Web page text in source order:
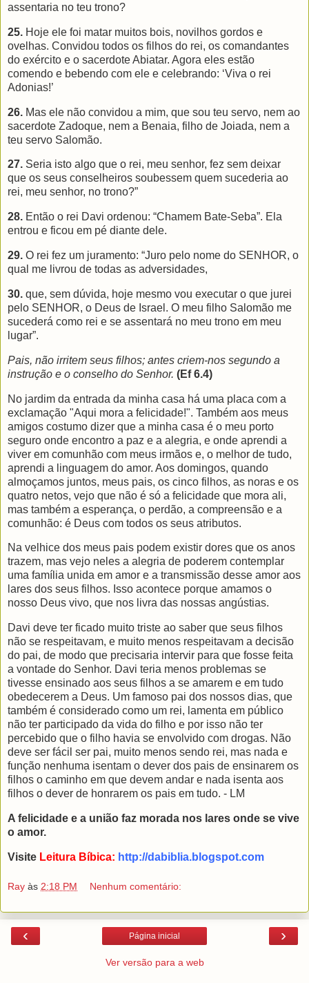
assentaria no teu trono?
25. Hoje ele foi matar muitos bois, novilhos gordos e
ovelhas. Convidou todos os filhos do rei, os comandantes
do exército e o sacerdote Abiatar. Agora eles estão
comendo e bebendo com ele e celebrando: ‘Viva o rei
Adonias!’
26. Mas ele não convidou a mim, que sou teu servo, nem ao
sacerdote Zadoque, nem a Benaia, filho de Joiada, nem a
teu servo Salomão.
27. Seria isto algo que o rei, meu senhor, fez sem deixar
que os seus conselheiros soubessem quem sucederia ao
rei, meu senhor, no trono?”
28. Então o rei Davi ordenou: “Chamem Bate-Seba”. Ela
entrou e ficou em pé diante dele.
29. O rei fez um juramento: “Juro pelo nome do SENHOR, o
qual me livrou de todas as adversidades,
30. que, sem dúvida, hoje mesmo vou executar o que jurei
pelo SENHOR, o Deus de Israel. O meu filho Salomão me
sucederá como rei e se assentará no meu trono em meu
lugar”.
Pais, não irritem seus filhos; antes criem-nos segundo a
instrução e o conselho do Senhor. (Ef 6.4)
No jardim da entrada da minha casa há uma placa com a
exclamação "Aqui mora a felicidade!". Também aos meus
amigos costumo dizer que a minha casa é o meu porto
seguro onde encontro a paz e a alegria, e onde aprendi a
viver em comunhão com meus irmãos e, o melhor de tudo,
aprendi a linguagem do amor. Aos domingos, quando
almoçamos juntos, meus pais, os cinco filhos, as noras e os
quatro netos, vejo que não é só a felicidade que mora ali,
mas também a esperança, o perdão, a compreensão e a
comunhão: é Deus com todos os seus atributos.
Na velhice dos meus pais podem existir dores que os anos
trazem, mas vejo neles a alegria de poderem contemplar
uma família unida em amor e a transmissão desse amor aos
lares dos seus filhos. Isso acontece porque amamos o
nosso Deus vivo, que nos livra das nossas angústias.
Davi deve ter ficado muito triste ao saber que seus filhos
não se respeitavam, e muito menos respeitavam a decisão
do pai, de modo que precisaria intervir para que fosse feita
a vontade do Senhor. Davi teria menos problemas se
tivesse ensinado aos seus filhos a se amarem e em tudo
obedecerem a Deus. Um famoso pai dos nossos dias, que
também é considerado como um rei, lamenta em público
não ter participado da vida do filho e por isso não ter
percebido que o filho havia se envolvido com drogas. Não
deve ser fácil ser pai, muito menos sendo rei, mas nada e
função nenhuma isentam o dever dos pais de ensinarem os
filhos o caminho em que devem andar e nada isenta aos
filhos o dever de honrarem os pais em tudo. - LM
A felicidade e a união faz morada nos lares onde se vive
o amor.
Visite Leitura Bíbica: http://dabiblia.blogspot.com
Ray às 2:18 PM Nenhum comentário:
‹ ›
Página inicial
Ver versão para a web